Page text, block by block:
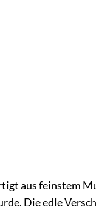
aus feinstem
Die edle